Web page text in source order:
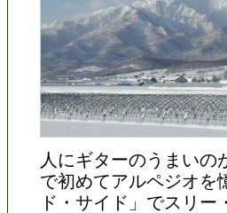
人にギターのうまいの
で初めてアルペジオを
ド・サイド」でスリ